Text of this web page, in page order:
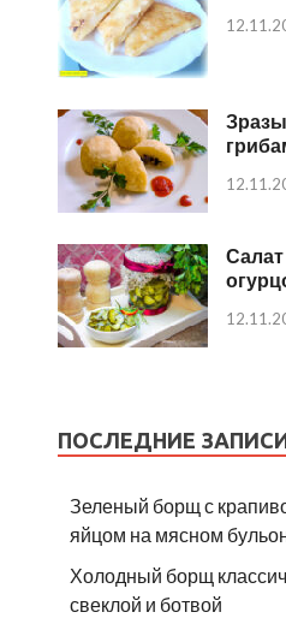
ПОСЛЕДНИЕ
Зеленый борщ с
яйцом на мясном
Холодный борщ
свеклой и ботвой